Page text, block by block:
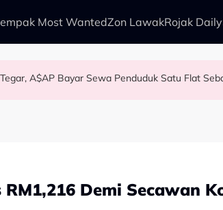
Most WantedZon LawakRojak Daily
Leto Di Lokasi, Minta Nelayan Tangkap Ikan
A$AP Bayar Sewa Penduduk Satu Flat
“Jangan Meroyan,Merentan...” - Ammar Alfian Pertahan
Pelbagai Ekspresi
Demi Secawan